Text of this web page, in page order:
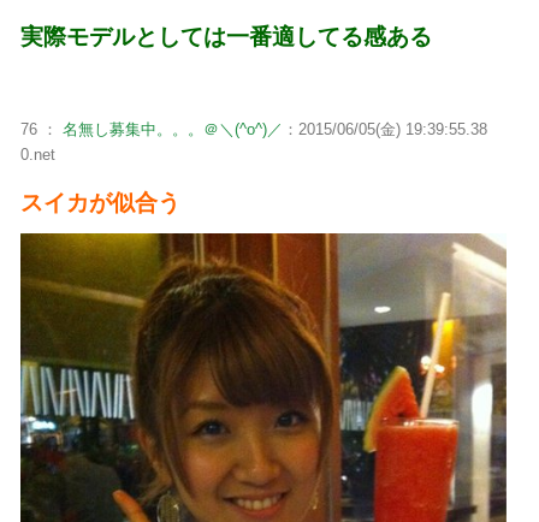
実際モデルとしては一番適してる感ある
76 ： 名無し募集中。。。＠＼(^o^)／ ：2015/06/05(金) 19:39:55.38
0.net
スイカが似合う